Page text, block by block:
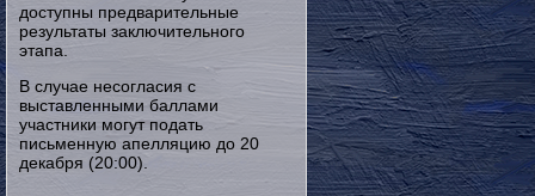
доступны предварительные
результаты заключительного
этапа.
В случае несогласия с
выставленными баллами
участники могут подать
письменную апелляцию до 20
декабря (20:00).